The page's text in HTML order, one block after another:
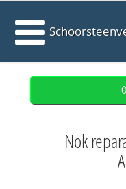
Nok